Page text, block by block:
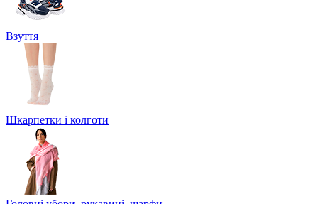
Взуття
Шкарпетки і колготи